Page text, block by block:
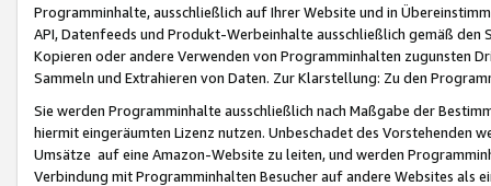
Programminhalte, ausschließlich auf Ihrer Website und in
API, Datenfeeds und Produkt-Werbeinhalte ausschließlich gemäß
Kopieren oder andere Verwenden von Programminhalten zugunsten
Sammeln und Extrahieren von Daten. Zur Klarstellung: Zu den
Sie werden Programminhalte ausschließlich nach Maßgabe der
hiermit eingeräumten Lizenz nutzen. Unbeschadet des Vorstehenden
Umsätze auf eine Amazon-Website zu leiten, und werden
Verbindung mit Programminhalten Besucher auf andere Websites als